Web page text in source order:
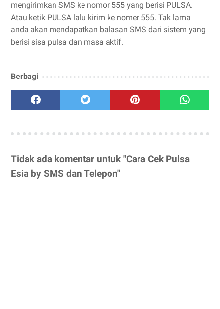
mengirimkan SMS ke nomor 555 yang berisi PULSA.
Atau ketik PULSA lalu kirim ke nomer 555. Tak lama
anda akan mendapatkan balasan SMS dari sistem yang
berisi sisa pulsa dan masa aktif.
Berbagi
Tidak ada komentar untuk "Cara Cek Pulsa
Esia by SMS dan Telepon"